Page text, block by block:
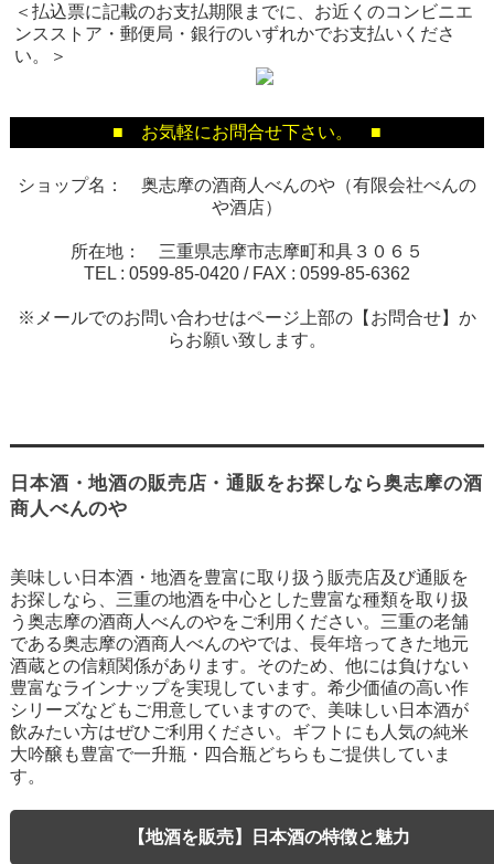
＜払込票に記載のお支払期限までに、お近くのコンビニエ
ンスストア・郵便局・銀行のいずれかでお支払いくださ
い。＞
■ お気軽にお問合せ下さい。 ■
ショップ名： 奥志摩の酒商人べんのや（有限会社べんの
や酒店）
所在地： 三重県志摩市志摩町和具３０６５
TEL : 0599-85-0420 / FAX : 0599-85-6362
※メールでのお問い合わせはページ上部の【お問合せ】か
らお願い致します。
日本酒・地酒の販売店・通販をお探しなら奥志摩の酒
商人べんのや
美味しい日本酒・地酒を豊富に取り扱う販売店及び通販を
お探しなら、三重の地酒を中心とした豊富な種類を取り扱
う奥志摩の酒商人べんのやをご利用ください。三重の老舗
である奥志摩の酒商人べんのやでは、長年培ってきた地元
酒蔵との信頼関係があります。そのため、他には負けない
豊富なラインナップを実現しています。希少価値の高い作
シリーズなどもご用意していますので、美味しい日本酒が
飲みたい方はぜひご利用ください。ギフトにも人気の純米
大吟醸も豊富で一升瓶・四合瓶どちらもご提供していま
す。
【地酒を販売】日本酒の特徴と魅力